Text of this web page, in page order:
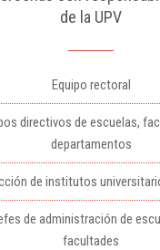
de la UPV
Equipo rectoral
directivos de escuelas,
departamentos
de institutos
de administración de
facultades